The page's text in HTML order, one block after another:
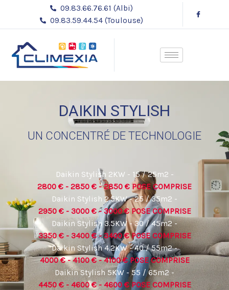
contenu
09.83.66.76.61 (Albi)
09.83.59.44.54 (Toulouse)
DAIKIN STYLISH
UN CONCENTRÉ DE TECHNOLOGIE
Daikin Stylish 2KW - 15 / 25m2 -
2800 € - 2850 € - 2850 € POSE COMPRISE
Daikin Stylish 2.5KW - 25 / 35m2 -
2950 € - 3000 € - 3000 € POSE COMPRISE
Daikin Stylish 3.5KW - 30 / 45m2 -
3350 € - 3400 € - 3400 € POSE COMPRISE
Daikin Stylish 4.2KW - 40 / 55m2 -
4000 € - 4100 € - 4100 € POSE COMPRISE
Daikin Stylish 5KW - 55 / 65m2 -
4450 € - 4600 € - 4600 € POSE COMPRISE